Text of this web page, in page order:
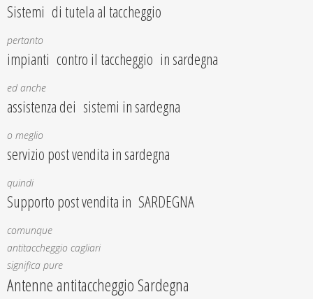
Sistemi di tutela al taccheggio
pertanto
impianti contro il taccheggio in sardegna
ed anche
assistenza dei sistemi in sardegna
o meglio
servizio post vendita in sardegna
quindi
Supporto post vendita in SARDEGNA
comunque
antitaccheggio cagliari
significa pure
Antenne antitaccheggio Sardegna